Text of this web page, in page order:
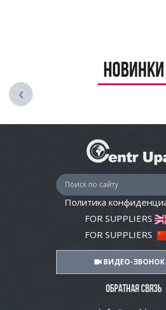
Новинки
‹
Политика
FOR SUPPLIERS
FOR SUPPLIERS
ВИДЕО-ЗВОНОК
ОБРАТНАЯ СВЯЗЬ